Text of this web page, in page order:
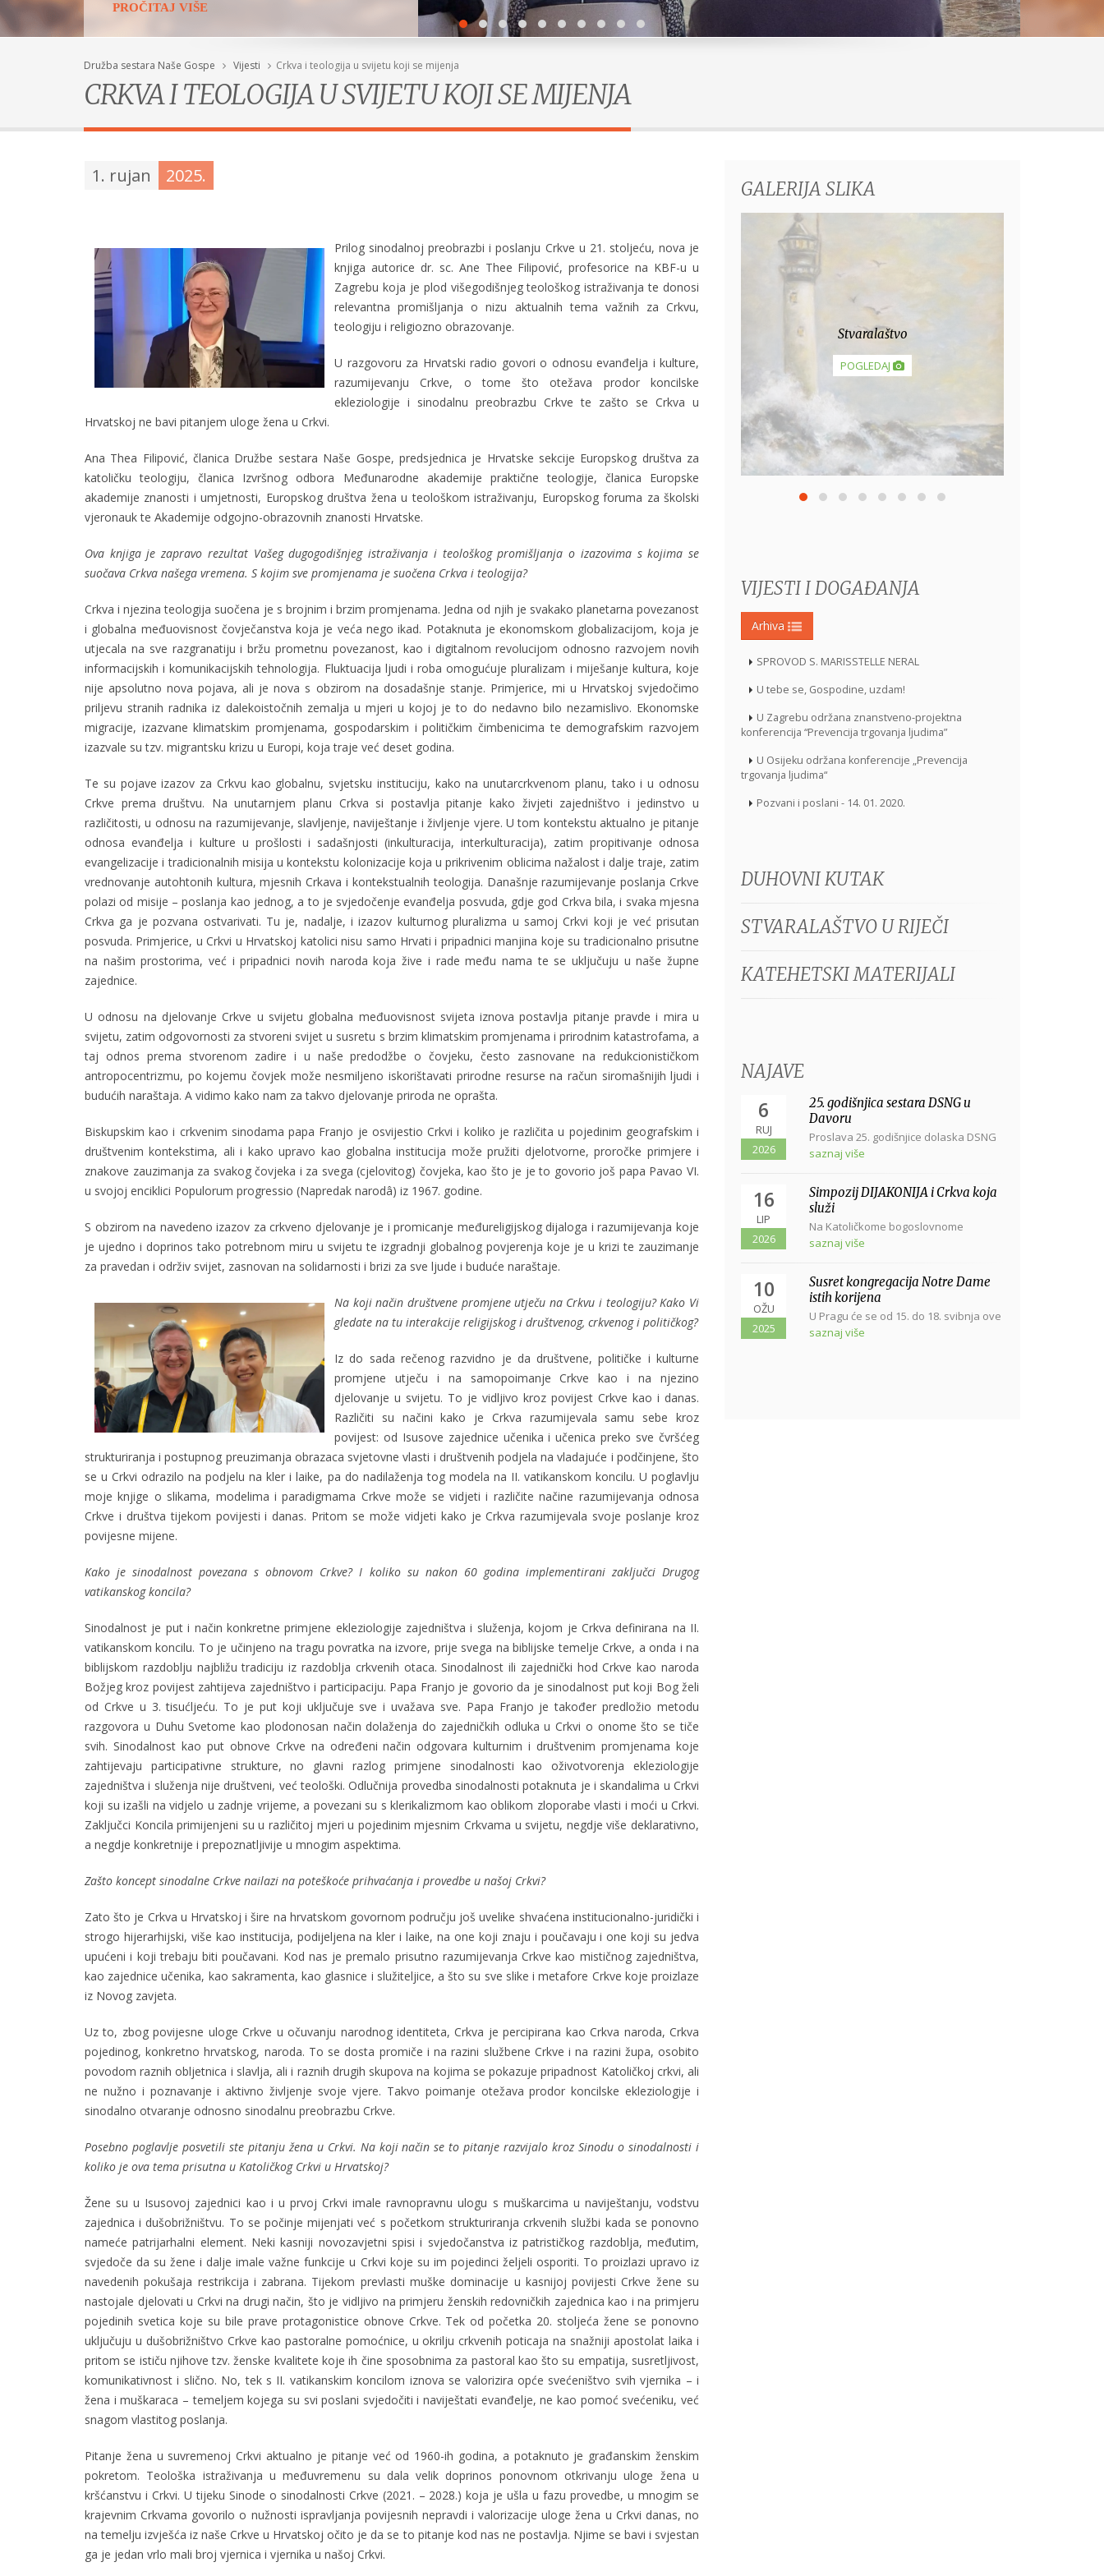
PROČITAJ VIŠE
Družba sestara Naše Gospe Vijesti Crkva i teologija u svijetu koji se mijenja
CRKVA I TEOLOGIJA U SVIJETU KOJI SE MIJENJA
1. rujan 2025.
Prilog sinodalnoj preobrazbi i poslanju Crkve u 21. stoljeću, nova je
knjiga autorice dr. sc. Ane Thee Filipović, profesorice na KBF-u u
Zagrebu koja je plod višegodišnjeg teološkog istraživanja te donosi
relevantna promišljanja o nizu aktualnih tema važnih za Crkvu,
teologiju i religiozno obrazovanje.
U razgovoru za Hrvatski radio govori o odnosu evanđelja i kulture,
razumijevanju Crkve, o tome što otežava prodor koncilske
ekleziologije i sinodalnu preobrazbu Crkve te zašto se Crkva u
Hrvatskoj ne bavi pitanjem uloge žena u Crkvi.
Ana Thea Filipović, članica Družbe sestara Naše Gospe, predsjednica je Hrvatske sekcije Europskog društva za
katoličku teologiju, članica Izvršnog odbora Međunarodne akademije praktične teologije, članica Europske
akademije znanosti i umjetnosti, Europskog društva žena u teološkom istraživanju, Europskog foruma za školski
vjeronauk te Akademije odgojno-obrazovnih znanosti Hrvatske.
Ova knjiga je zapravo rezultat Vašeg dugogodišnjeg istraživanja i teološkog promišljanja o izazovima s kojima se
suočava Crkva našega vremena. S kojim sve promjenama je suočena Crkva i teologija?
Crkva i njezina teologija suočena je s brojnim i brzim promjenama. Jedna od njih je svakako planetarna povezanost
i globalna međuovisnost čovječanstva koja je veća nego ikad. Potaknuta je ekonomskom globalizacijom, koja je
utjecala na sve razgranatiju i bržu prometnu povezanost, kao i digitalnom revolucijom odnosno razvojem novih
informacijskih i komunikacijskih tehnologija. Fluktuacija ljudi i roba omogućuje pluralizam i miješanje kultura, koje
nije apsolutno nova pojava, ali je nova s obzirom na dosadašnje stanje. Primjerice, mi u Hrvatskoj svjedočimo
priljevu stranih radnika iz dalekoistočnih zemalja u mjeri u kojoj je to do nedavno bilo nezamislivo. Ekonomske
migracije, izazvane klimatskim promjenama, gospodarskim i političkim čimbenicima te demografskim razvojem
izazvale su tzv. migrantsku krizu u Europi, koja traje već deset godina.
Te su pojave izazov za Crkvu kao globalnu, svjetsku instituciju, kako na unutarcrkvenom planu, tako i u odnosu
Crkve prema društvu. Na unutarnjem planu Crkva si postavlja pitanje kako živjeti zajedništvo i jedinstvo u
različitosti, u odnosu na razumijevanje, slavljenje, naviještanje i življenje vjere. U tom kontekstu aktualno je pitanje
odnosa evanđelja i kulture u prošlosti i sadašnjosti (inkulturacija, interkulturacija), zatim propitivanje odnosa
evangelizacije i tradicionalnih misija u kontekstu kolonizacije koja u prikrivenim oblicima nažalost i dalje traje, zatim
vrednovanje autohtonih kultura, mjesnih Crkava i kontekstualnih teologija. Današnje razumijevanje poslanja Crkve
polazi od misije – poslanja kao jednog, a to je svjedočenje evanđelja posvuda, gdje god Crkva bila, i svaka mjesna
Crkva ga je pozvana ostvarivati. Tu je, nadalje, i izazov kulturnog pluralizma u samoj Crkvi koji je već prisutan
posvuda. Primjerice, u Crkvi u Hrvatskoj katolici nisu samo Hrvati i pripadnici manjina koje su tradicionalno prisutne
na našim prostorima, već i pripadnici novih naroda koja žive i rade među nama te se uključuju u naše župne
zajednice.
U odnosu na djelovanje Crkve u svijetu globalna međuovisnost svijeta iznova postavlja pitanje pravde i mira u
svijetu, zatim odgovornosti za stvoreni svijet u susretu s brzim klimatskim promjenama i prirodnim katastrofama, a
taj odnos prema stvorenom zadire i u naše predodžbe o čovjeku, često zasnovane na redukcionističkom
antropocentrizmu, po kojemu čovjek može nesmiljeno iskorištavati prirodne resurse na račun siromašnijih ljudi i
budućih naraštaja. A vidimo kako nam za takvo djelovanje priroda ne oprašta.
Biskupskim kao i crkvenim sinodama papa Franjo je osvijestio Crkvi i koliko je različita u pojedinim geografskim i
društvenim kontekstima, ali i kako upravo kao globalna institucija može pružiti djelotvorne, proročke primjere i
znakove zauzimanja za svakog čovjeka i za svega (cjelovitog) čovjeka, kao što je je to govorio još papa Pavao VI.
u svojoj enciklici Populorum progressio (Napredak narodâ) iz 1967. godine.
S obzirom na navedeno izazov za crkveno djelovanje je i promicanje međureligijskog dijaloga i razumijevanja koje
je ujedno i doprinos tako potrebnom miru u svijetu te izgradnji globalnog povjerenja koje je u krizi te zauzimanje
za pravedan i održiv svijet, zasnovan na solidarnosti i brizi za sve ljude i buduće naraštaje.
Na koji način društvene promjene utječu na Crkvu i teologiju? Kako Vi
gledate na tu interakcije religijskog i društvenog, crkvenog i političkog?
Iz do sada rečenog razvidno je da društvene, političke i kulturne
promjene utječu i na samopoimanje Crkve kao i na njezino
djelovanje u svijetu. To je vidljivo kroz povijest Crkve kao i danas.
Različiti su načini kako je Crkva razumijevala samu sebe kroz
povijest: od Isusove zajednice učenika i učenica preko sve čvršćeg
strukturiranja i postupnog preuzimanja obrazaca svjetovne vlasti i društvenih podjela na vladajuće i podčinjene, što
se u Crkvi odrazilo na podjelu na kler i laike, pa do nadilaženja tog modela na II. vatikanskom koncilu. U poglavlju
moje knjige o slikama, modelima i paradigmama Crkve može se vidjeti i različite načine razumijevanja odnosa
Crkve i društva tijekom povijesti i danas. Pritom se može vidjeti kako je Crkva razumijevala svoje poslanje kroz
povijesne mijene.
Kako je sinodalnost povezana s obnovom Crkve? I koliko su nakon 60 godina implementirani zaključci Drugog
vatikanskog koncila?
Sinodalnost je put i način konkretne primjene ekleziologije zajedništva i služenja, kojom je Crkva definirana na II.
vatikanskom koncilu. To je učinjeno na tragu povratka na izvore, prije svega na biblijske temelje Crkve, a onda i na
biblijskom razdoblju najbližu tradiciju iz razdoblja crkvenih otaca. Sinodalnost ili zajednički hod Crkve kao naroda
Božjeg kroz povijest zahtijeva zajedništvo i participaciju. Papa Franjo je govorio da je sinodalnost put koji Bog želi
od Crkve u 3. tisućljeću. To je put koji uključuje sve i uvažava sve. Papa Franjo je također predložio metodu
razgovora u Duhu Svetome kao plodonosan način dolaženja do zajedničkih odluka u Crkvi o onome što se tiče
svih. Sinodalnost kao put obnove Crkve na određeni način odgovara kulturnim i društvenim promjenama koje
zahtijevaju participativne strukture, no glavni razlog primjene sinodalnosti kao oživotvorenja ekleziologije
zajedništva i služenja nije društveni, već teološki. Odlučnija provedba sinodalnosti potaknuta je i skandalima u Crkvi
koji su izašli na vidjelo u zadnje vrijeme, a povezani su s klerikalizmom kao oblikom zloporabe vlasti i moći u Crkvi.
Zaključci Koncila primijenjeni su u različitoj mjeri u pojedinim mjesnim Crkvama u svijetu, negdje više deklarativno,
a negdje konkretnije i prepoznatljivije u mnogim aspektima.
Zašto koncept sinodalne Crkve nailazi na poteškoće prihvaćanja i provedbe u našoj Crkvi?
Zato što je Crkva u Hrvatskoj i šire na hrvatskom govornom području još uvelike shvaćena institucionalno-juridički i
strogo hijerarhijski, više kao institucija, podijeljena na kler i laike, na one koji znaju i poučavaju i one koji su jedva
upućeni i koji trebaju biti poučavani. Kod nas je premalo prisutno razumijevanja Crkve kao mističnog zajedništva,
kao zajednice učenika, kao sakramenta, kao glasnice i služiteljice, a što su sve slike i metafore Crkve koje proizlaze
iz Novog zavjeta.
Uz to, zbog povijesne uloge Crkve u očuvanju narodnog identiteta, Crkva je percipirana kao Crkva naroda, Crkva
pojedinog, konkretno hrvatskog, naroda. To se dosta promiče i na razini službene Crkve i na razini župa, osobito
povodom raznih obljetnica i slavlja, ali i raznih drugih skupova na kojima se pokazuje pripadnost Katoličkoj crkvi, ali
ne nužno i poznavanje i aktivno življenje svoje vjere. Takvo poimanje otežava prodor koncilske ekleziologije i
sinodalno otvaranje odnosno sinodalnu preobrazbu Crkve.
Posebno poglavlje posvetili ste pitanju žena u Crkvi. Na koji način se to pitanje razvijalo kroz Sinodu o sinodalnosti i
koliko je ova tema prisutna u Katoličkog Crkvi u Hrvatskoj?
Žene su u Isusovoj zajednici kao i u prvoj Crkvi imale ravnopravnu ulogu s muškarcima u naviještanju, vodstvu
zajednica i dušobrižništvu. To se počinje mijenjati već s početkom strukturiranja crkvenih službi kada se ponovno
nameće patrijarhalni element. Neki kasniji novozavjetni spisi i svjedočanstva iz patrističkog razdoblja, međutim,
svjedoče da su žene i dalje imale važne funkcije u Crkvi koje su im pojedinci željeli osporiti. To proizlazi upravo iz
navedenih pokušaja restrikcija i zabrana. Tijekom prevlasti muške dominacije u kasnijoj povijesti Crkve žene su
nastojale djelovati u Crkvi na drugi način, što je vidljivo na primjeru ženskih redovničkih zajednica kao i na primjeru
pojedinih svetica koje su bile prave protagonistice obnove Crkve. Tek od početka 20. stoljeća žene se ponovno
uključuju u dušobrižništvo Crkve kao pastoralne pomoćnice, u okrilju crkvenih poticaja na snažniji apostolat laika i
pritom se ističu njihove tzv. ženske kvalitete koje ih čine sposobnima za pastoral kao što su empatija, susretljivost,
komunikativnost i slično. No, tek s II. vatikanskim koncilom iznova se valorizira opće svećeništvo svih vjernika – i
žena i muškaraca – temeljem kojega su svi poslani svjedočiti i naviještati evanđelje, ne kao pomoć svećeniku, već
snagom vlastitog poslanja.
Pitanje žena u suvremenoj Crkvi aktualno je pitanje već od 1960-ih godina, a potaknuto je građanskim ženskim
pokretom. Teološka istraživanja u međuvremenu su dala velik doprinos ponovnom otkrivanju uloge žena u
kršćanstvu i Crkvi. U tijeku Sinode o sinodalnosti Crkve (2021. – 2028.) koja je ušla u fazu provedbe, u mnogim se
krajevnim Crkvama govorilo o nužnosti ispravljanja povijesnih nepravdi i valorizacije uloge žena u Crkvi danas, no
na temelju izvješća iz naše Crkve u Hrvatskoj očito je da se to pitanje kod nas ne postavlja. Njime se bavi i svjestan
ga je jedan vrlo mali broj vjernica i vjernika u našoj Crkvi.
GALERIJA SLIKA
Duhovne vježbe u Subotici
POGLEDAJ POGLEDAJ
Doživotni zavjeti
POGLEDAJ
VIJESTI I DOGAĐANJA
Arhiva
SPROVOD S. MARISSTELLE NERAL
U tebe se, Gospodine, uzdam!
U Zagrebu održana znanstveno-projektna
konferencija “Prevencija trgovanja ljudima”
U Osijeku održana konferencije „Prevencija
trgovanja ljudima“
Pozvani i poslani - 14. 01. 2020.
DUHOVNI KUTAK
STVARALAŠTVO U RIJEČI
KATEHETSKI MATERIJALI
NAJAVE
6
RUJ
2026
25. godišnjica sestara DSNG u
Davoru
Proslava 25. godišnjice dolaska DSNG
u Davor svetom misom u Davoru, u
crkvi...
saznaj više
16
LIP
2026
Simpozij DIJAKONIJA i Crkva koja
služi
Na Katoličkome bogoslovnome
fakultetu sveučilišta u Zagrebu, Vlaška
38, dana...
saznaj više
10
OŽU
2025
Susret kongregacija Notre Dame
istih korijena
U Pragu će se od 15. do 18. svibnja ove
godine održati Susret...
saznaj više